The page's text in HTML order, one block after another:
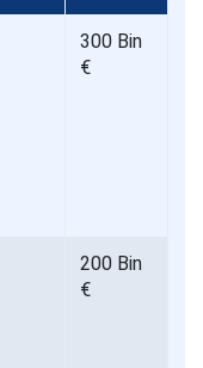
300 Bin
€
200 Bin
€